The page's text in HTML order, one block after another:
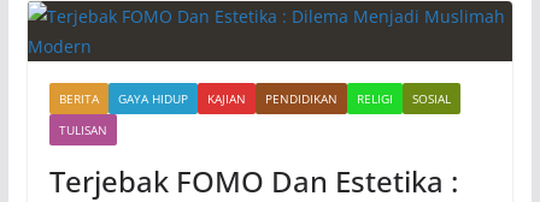
BERITA GAYA HIDUP KAJIAN PENDIDIKAN RELIGI
SOSIAL
TULISAN
Terjebak FOMO Dan Estetika :